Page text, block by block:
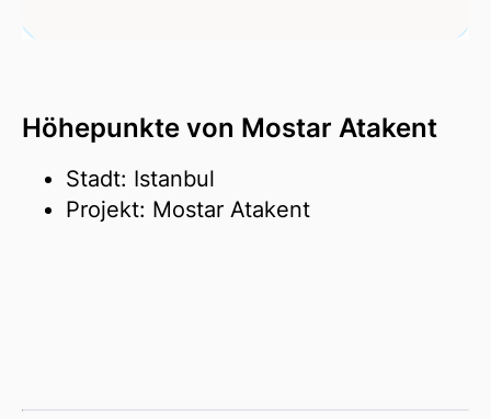
Höhepunkte von Mostar Atakent
Stadt: Istanbul
Projekt: Mostar Atakent